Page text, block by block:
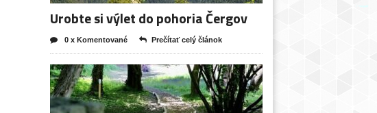
Urobte si výlet do pohoria Čergov
0 x Komentované Prečítať celý článok